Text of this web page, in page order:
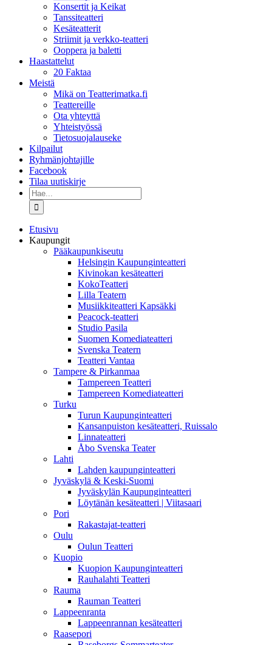
Konsertit ja Keikat
Tanssiteatteri
Kesäteatterit
Striimit ja verkko-teatteri
Ooppera ja baletti
Haastattelut
20 Faktaa
Meistä
Mikä on Teatterimatka.fi
Teattereille
Ota yhteyttä
Yhteistyössä
Tietosuojalauseke
Kilpailut
Ryhmänjohtajille
Facebook
Tilaa uutiskirje
Etsi
...
Etusivu
Kaupungit
Pääkaupunkiseutu
Helsingin Kaupunginteatteri
Kivinokan kesäteatteri
KokoTeatteri
Lilla Teatern
Musiikkiteatteri Kapsäkki
Peacock-teatteri
Studio Pasila
Suomen Komediateatteri
Svenska Teatern
Teatteri Vantaa
Tampere & Pirkanmaa
Tampereen Teatteri
Tampereen Komediateatteri
Turku
Turun Kaupunginteatteri
Kansanpuiston kesäteatteri, Ruissalo
Linnateatteri
Åbo Svenska Teater
Lahti
Lahden kaupunginteatteri
Jyväskylä & Keski-Suomi
Jyväskylän Kaupunginteatteri
Löytänän kesäteatteri | Viitasaari
Pori
Rakastajat-teatteri
Oulu
Oulun Teatteri
Kuopio
Kuopion Kaupunginteatteri
Rauhalahti Teatteri
Rauma
Rauman Teatteri
Lappeenranta
Lappeenrannan kesäteatteri
Raasepori